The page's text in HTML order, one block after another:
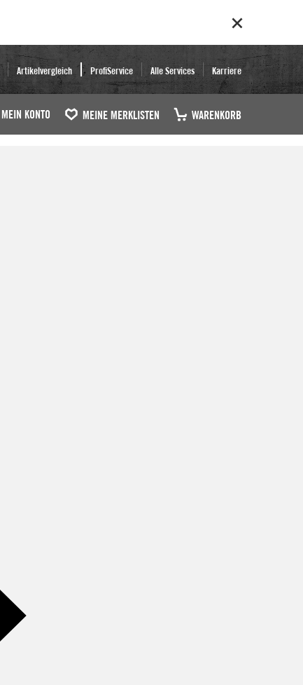
Artikelvergleich ProfiService Alle Services Karriere
MEIN KONTO MEINE MERKLISTEN WARENKORB